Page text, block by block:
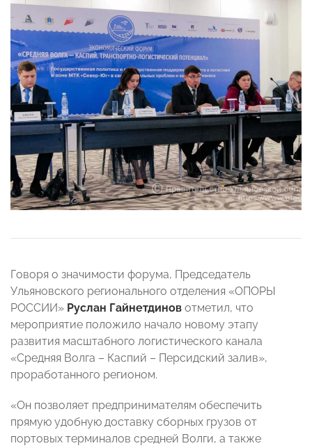
Говоря о значимости форума, Председатель
Ульяновского регионального отделения «ОПОРЫ
РОССИИ» Руслан Гайнетдинов отметил, что
мероприятие положило начало новому этапу
развития масштабного логистического канала
«Средняя Волга – Каспий – Персидский залив»,
проработанного регионом.
«Он позволяет предпринимателям обеспечить
прямую удобную доставку сборных грузов от
портовых терминалов средней Волги, а также